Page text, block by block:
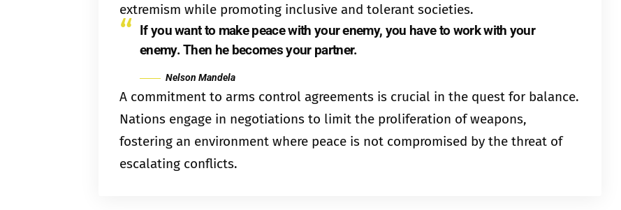
extremism while promoting inclusive and tolerant societies.
If you want to make peace with your enemy, you have to work with your
enemy. Then he becomes your partner.
Nelson Mandela
A commitment to arms control agreements is crucial in the quest for balance.
Nations engage in negotiations to limit the proliferation of weapons,
fostering an environment where peace is not compromised by the threat of
escalating conflicts.